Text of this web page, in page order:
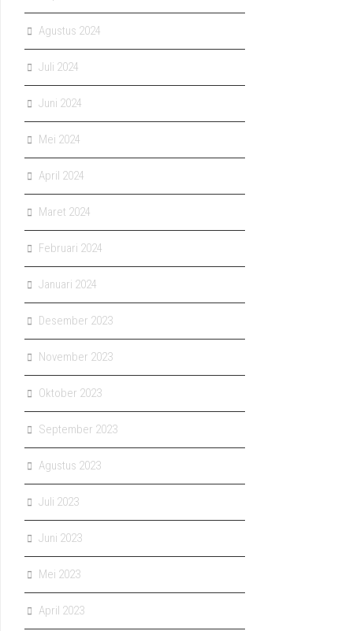
Agustus 2024
Juli 2024
Juni 2024
Mei 2024
April 2024
Maret 2024
Februari 2024
Januari 2024
Desember 2023
November 2023
Oktober 2023
September 2023
Agustus 2023
Juli 2023
Juni 2023
Mei 2023
April 2023